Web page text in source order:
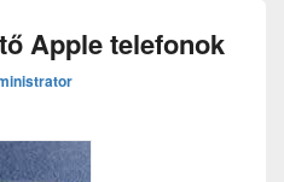
Apple telefonok